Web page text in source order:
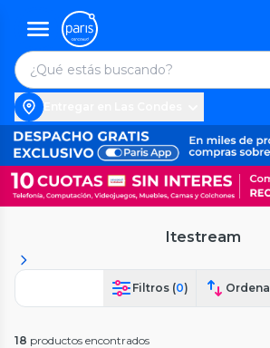
Itestream
Filtros (0)
18 productos encontrados